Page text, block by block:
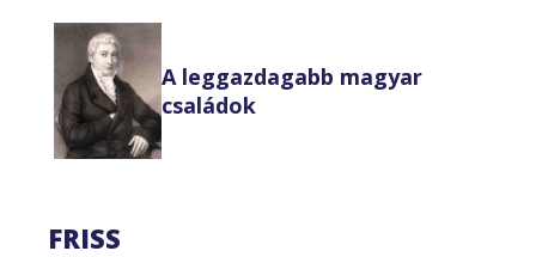
A leggazdagabb magyar
családok
FRISS